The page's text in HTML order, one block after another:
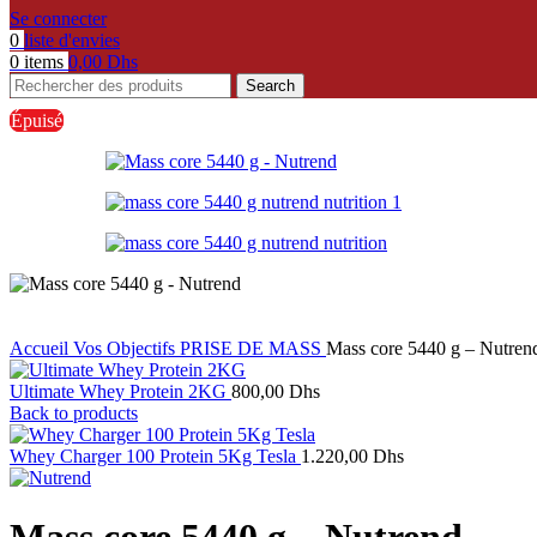
Se connecter
0 liste d'envies
0 items 0,00 Dhs
Search
Épuisé
Accueil Vos Objectifs PRISE DE MASS Mass core 5440 g –
Ultimate Whey Protein 2KG 800,00 Dhs
Back to products
Whey Charger 100 Protein 5Kg Tesla 1.220,00 Dhs